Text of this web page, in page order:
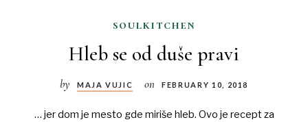
soulkitchen
Hleb se od duše pravi
by MAJA VUJIC on FEBRUARY 10, 2018
… jer dom je mesto gde miriše hleb. Ovo je recept za